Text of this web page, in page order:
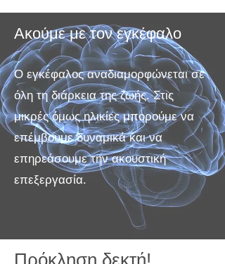
Ακούμε με τον εγκέφαλο
Ο εγκέφαλος αναδιαμορφώνεται σε
όλη τη διάρκεια της ζωής. Στις
μικρές όμως ηλικίες μπορούμε να
επέμβουμε δυναμικά και να
επηρεάσουμε την ακουστική
επεξεργασία.
Πρόκληση δεκτή!